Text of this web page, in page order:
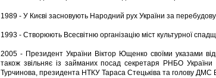
1989 - У Києві засновують Народний рух України за
1993 - Створюють Всесвітню організацію міст культурної
2005 - Президент України Віктор Ющенко своїми указами
також звільняє із займаних посад секретаря РНБО
Турчинова, президента НТКУ Тараса Стецьківа та голову ДМС